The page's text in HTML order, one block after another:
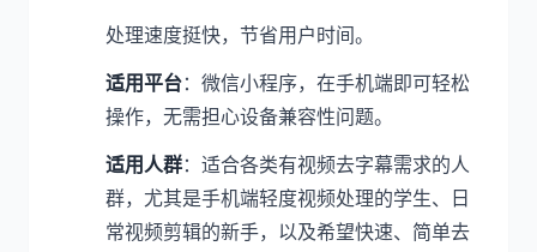
处理速度挺快，节省用户时间。
适用平台：微信小程序，在手机端即可轻松
操作，无需担心设备兼容性问题。
适用人群：适合各类有视频去字幕需求的人
群，尤其是手机端轻度视频处理的学生、日
常视频剪辑的新手，以及希望快速、简单去